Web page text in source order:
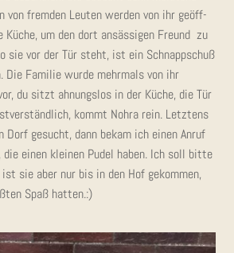
von frem­den Leu­ten wer­den von ihr geöff­
um den dort ansäs­si­gen Freund zu
sie vor der Tür steht, ist ein Schnapp­schuß
Die Fami­lie wur­de mehr­mals von ihr
du sitzt ahnungs­los in der Küche, die Tür
kommt Nohra rein. Letz­tens
Dorf gesucht, dann bekam ich einen Anruf
die einen klei­nen Pudel haben. Ich soll bit­te
sie aber nur bis in den Hof gekom­men,
Spaß hatten.:)